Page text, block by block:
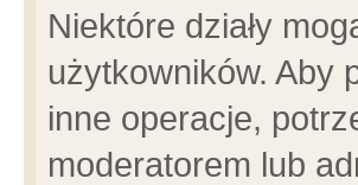
Niektóre działy
użytkowników. Aby
inne operacje,
moderatorem lub